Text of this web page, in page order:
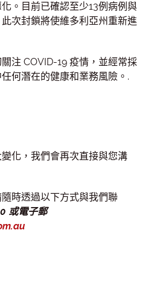
。目前已確認至少13例病例與
次封鎖將使維多利亞州重新進
注 COVID-19 疫情，並經常採
何潛在的健康和業務風險。.
化，我們會再次直接與您溝
時透過以下方式與我們聯
或電子郵